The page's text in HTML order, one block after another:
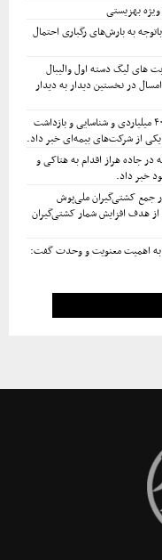
به بارش‌های رگباری احتمال
های لیگ دسته اول والیبال
تمرینات خود را آغاز کرده و ۱۱ مهر امسال در نخستین دیدار به دیدار
فرمانده انتظامی استان مازندران، از کشف اختلاس ۴۰۰ میلیاردی و شناسایی و بازداشت
از شرکت‌های بیمه‌ای خبر داد.
در جاده هراز اقدام به هتاکی و
خبر داد.
جمع کشتی‌گیران ملی‌پوش
از هدف افزایش شمار کشتی‌گیران
به اهمیت معنویت و وحدت گفت: